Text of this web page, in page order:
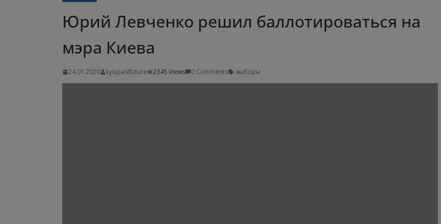
Юрий Левченко решил баллотироваться на
мэра Киева
24.01.2020 kyivpastfuture 2345 Views 0 Comments выборы